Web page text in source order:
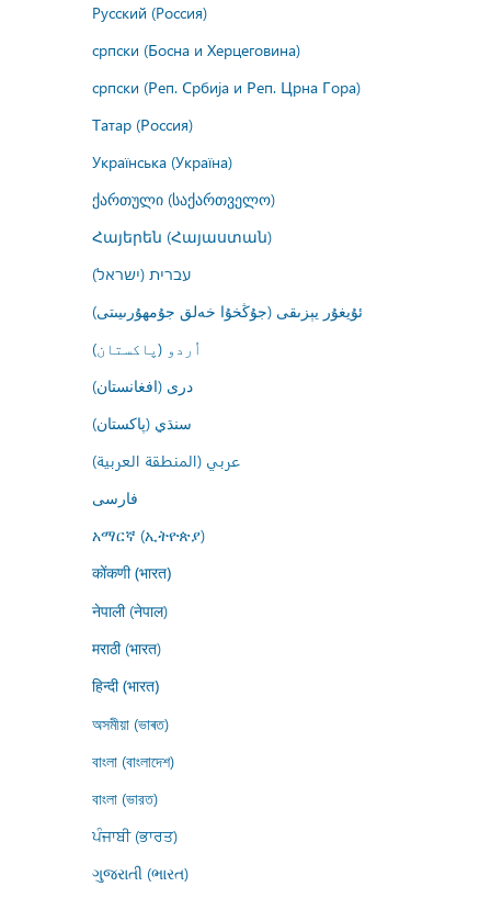
Русский (Россия)
српски (Босна и Херцеговина)
српски (Реп. Србија и Реп. Црна Гора)
Татар (Россия)
Українська (Україна)
ქართული (საქართველო)
Հայերեն (Հայաստան)
עברית (ישראל)
ئۇيغۇر يېزىقى (جۇڭخۇا خەلق جۇمھۇرىيىتى)
اُردو (پاکستان)
درى (افغانستان)
سنڌي (پاکستان)
عربي (المنطقة العربية)
فارسى
አማርኛ (ኢትዮጵያ)
कोंकणी (भारत)
नेपाली (नेपाल)
मराठी (भारत)
हिन्दी (भारत)
অসমীয়া (ভাৰত)
বাংলা (বাংলাদেশ)
বাংলা (ভারত)
ਪੰਜਾਬੀ (ਭਾਰਤ)
ગુજરાતી (ભારત)